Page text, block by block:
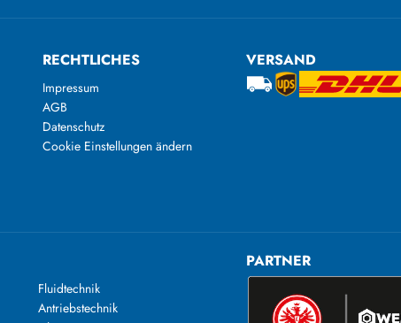
RECHTLICHES
Impressum
AGB
Datenschutz
Cookie Einstellungen ändern
VERSAND
Fluidtechnik
Antriebstechnik
PARTNER